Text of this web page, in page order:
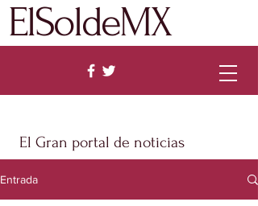
El Gran portal de noticias
ElSoldeMX
Entrada